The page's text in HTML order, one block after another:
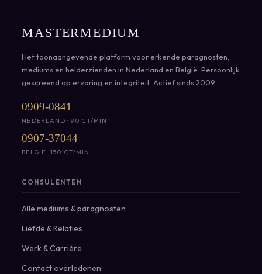
MASTERMEDIUM
Het toonaangevende platform voor erkende paragnosten,
mediums en helderzienden in Nederland en België. Persoonlijk
gescreend op ervaring en integriteit. Actief sinds 2009.
0909-0841
NEDERLAND · 90 CT/MIN
0907-37044
BELGIË · 150 CT/MIN
CONSULENTEN
Alle mediums & paragnosten
Liefde & Relaties
Werk & Carrière
Contact overledenen